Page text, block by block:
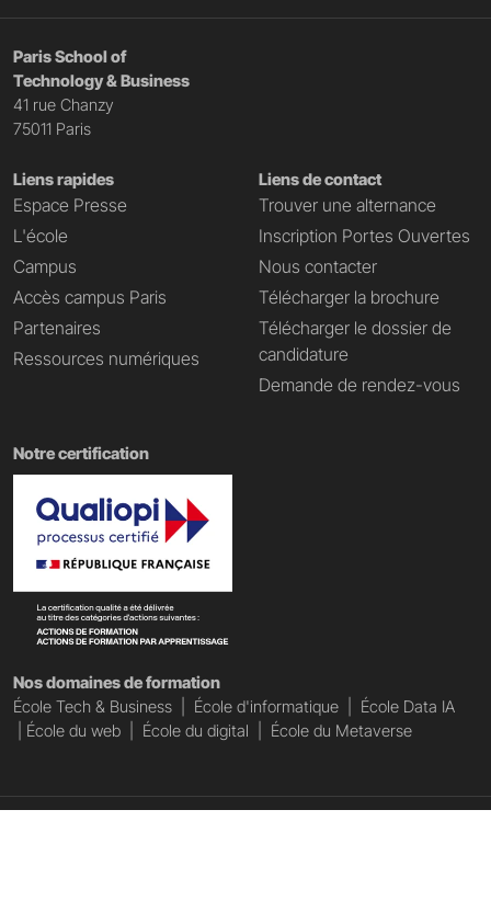
Paris School of
Technology & Business
41 rue Chanzy
75011 Paris
Liens rapides
Espace Presse
L'école
Campus
Accès campus Paris
Partenaires
Ressources numériques
Liens de contact
Trouver une alternance
Inscription Portes Ouvertes
Nous contacter
Télécharger la brochure
Télécharger le dossier de
candidature
Demande de rendez-vous
Notre certification
Nos domaines de formation
École Tech & Business
École d'informatique
École Data IA
École du web École du digital École du Metaverse